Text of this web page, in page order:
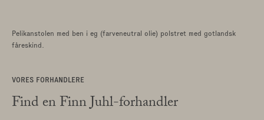
Pelikanstolen med ben i eg (farveneutral olie) polstret med gotlandsk
fåreskind.
VORES FORHANDLERE
Find en Finn Juhl-forhandler